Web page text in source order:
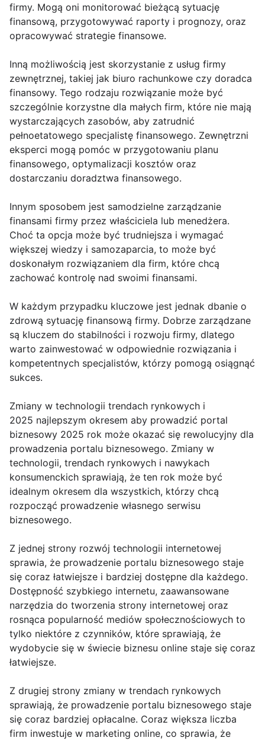
firmy. Mogą oni monitorować bieżącą sytuację
finansową, przygotowywać raporty i prognozy, oraz
opracowywać strategie finansowe.
Inną możliwością jest skorzystanie z usług firmy
zewnętrznej, takiej jak biuro rachunkowe czy doradca
finansowy. Tego rodzaju rozwiązanie może być
szczególnie korzystne dla małych firm, które nie mają
wystarczających zasobów, aby zatrudnić
pełnoetatowego specjalistę finansowego. Zewnętrzni
eksperci mogą pomóc w przygotowaniu planu
finansowego, optymalizacji kosztów oraz
dostarczaniu doradztwa finansowego.
Innym sposobem jest samodzielne zarządzanie
finansami firmy przez właściciela lub menedżera.
Choć ta opcja może być trudniejsza i wymagać
większej wiedzy i samozaparcia, to może być
doskonałym rozwiązaniem dla firm, które chcą
zachować kontrolę nad swoimi finansami.
W każdym przypadku kluczowe jest jednak dbanie o
zdrową sytuację finansową firmy. Dobrze zarządzane
są kluczem do stabilności i rozwoju firmy, dlatego
warto zainwestować w odpowiednie rozwiązania i
kompetentnych specjalistów, którzy pomogą osiągnąć
sukces.
Zmiany w technologii trendach rynkowych i
2025 najlepszym okresem aby prowadzić portal
biznesowy 2025 rok może okazać się rewolucyjny dla
prowadzenia portalu biznesowego. Zmiany w
technologii, trendach rynkowych i nawykach
konsumenckich sprawiają, że ten rok może być
idealnym okresem dla wszystkich, którzy chcą
rozpocząć prowadzenie własnego serwisu
biznesowego.
Z jednej strony rozwój technologii internetowej
sprawia, że prowadzenie portalu biznesowego staje
się coraz łatwiejsze i bardziej dostępne dla każdego.
Dostępność szybkiego internetu, zaawansowane
narzędzia do tworzenia strony internetowej oraz
rosnąca popularność mediów społecznościowych to
tylko niektóre z czynników, które sprawiają, że
wydobycie się w świecie biznesu online staje się coraz
łatwiejsze.
Z drugiej strony zmiany w trendach rynkowych
sprawiają, że prowadzenie portalu biznesowego staje
się coraz bardziej opłacalne. Coraz większa liczba
firm inwestuje w marketing online, co sprawia, że